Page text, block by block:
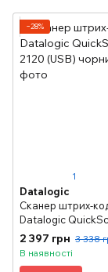
−28%
1
Datalogic
Сканер штрих-
Datalogic
2120 (USB) чорний
2 397 грн 3 338
В наявності